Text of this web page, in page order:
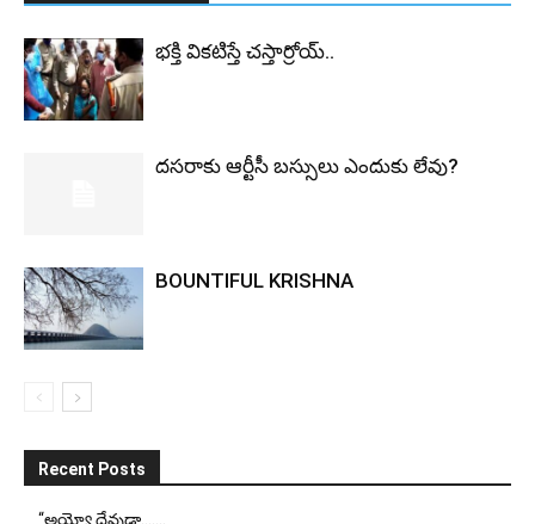
భ‌క్తి విక‌టిస్తే చ‌స్తార్రోయ్‌..
ద‌స‌రాకు ఆర్టీసీ బ‌స్సులు ఎందుకు లేవు?
BOUNTIFUL KRISHNA
Recent Posts
“అయ్యో దేవుడా…….